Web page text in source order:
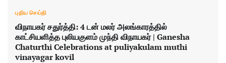
புதிய செய்தி
விநாயகர் சதுர்த்தி: 4 டன் மலர் அலங்காரத்தில்
காட்சியளித்த புலியகுளம் முந்தி விநாயகர் | Ganesha
Chaturthi Celebrations at puliyakulam muthi
vinayagar kovil